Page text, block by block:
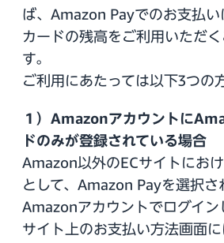
ば、Amazon Payでのお支払
カードの残高をご利用いただ
す。
ご利用にあたっては以下3つの
１）Amazonアカウントに
ドのみが登録されている場合
Amazon以外のECサイトにお
として、Amazon Payを選択さ
Amazonアカウントでログイン
サイト上のお支払い方法画面